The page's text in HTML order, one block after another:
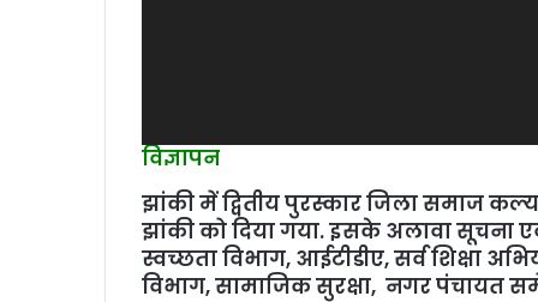
विज्ञापन
झांकी में द्वितीय पुरस्‍कार जिला समाज
झांकी को दिया गया. इसके अलावा सूचना
स्‍वच्‍छता विभाग, आईटीडीए, सर्व शिक्षा
विभाग, सामाजिक सुरक्षा, नगर पंचायत